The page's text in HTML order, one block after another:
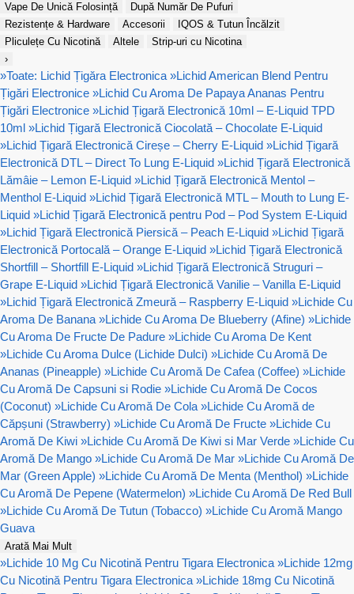
Vape De Unică Folosință
După Număr De Pufuri
Rezistențe & Hardware
Accesorii
IQOS & Tutun Încălzit
Pliculețe Cu Nicotină
Altele
Strip-uri cu Nicotina
›
»Toate: Lichid Țigăra Electronica »Lichid American Blend Pentru
Țigări Electronice »Lichid Cu Aroma De Papaya Ananas Pentru
Țigări Electronice »Lichid Țigară Electronică 10ml – E-Liquid TPD
10ml »Lichid Țigară Electronică Ciocolată – Chocolate E-Liquid
»Lichid Țigară Electronică Cireșe – Cherry E-Liquid »Lichid Țigară
Electronică DTL – Direct To Lung E-Liquid »Lichid Țigară Electronică
Lămâie – Lemon E-Liquid »Lichid Țigară Electronică Mentol –
Menthol E-Liquid »Lichid Țigară Electronică MTL – Mouth to Lung E-
Liquid »Lichid Țigară Electronică pentru Pod – Pod System E-Liquid
»Lichid Țigară Electronică Piersică – Peach E-Liquid »Lichid Țigară
Electronică Portocală – Orange E-Liquid »Lichid Țigară Electronică
Shortfill – Shortfill E-Liquid »Lichid Țigară Electronică Struguri –
Grape E-Liquid »Lichid Țigară Electronică Vanilie – Vanilla E-Liquid
»Lichid Țigară Electronică Zmeură – Raspberry E-Liquid »Lichide Cu
Aroma De Banana »Lichide Cu Aroma De Blueberry (Afine) »Lichide
Cu Aroma De Fructe De Padure »Lichide Cu Aroma De Kent
»Lichide Cu Aroma Dulce (Lichide Dulci) »Lichide Cu Aromă De
Ananas (Pineapple) »Lichide Cu Aromă De Cafea (Coffee) »Lichide
Cu Aromă De Capsuni si Rodie »Lichide Cu Aromă De Cocos
(Coconut) »Lichide Cu Aromă De Cola »Lichide Cu Aromă de
Căpșuni (Strawberry) »Lichide Cu Aromă De Fructe »Lichide Cu
Aromă De Kiwi »Lichide Cu Aromă De Kiwi si Mar Verde »Lichide Cu
Aromă De Mango »Lichide Cu Aromă De Mar »Lichide Cu Aromă De
Mar (Green Apple) »Lichide Cu Aromă De Menta (Menthol) »Lichide
Cu Aromă De Pepene (Watermelon) »Lichide Cu Aromă De Red Bull
»Lichide Cu Aromă De Tutun (Tobacco) »Lichide Cu Aromă Mango
Guava
Arată Mai Mult
»Lichide 10 Mg Cu Nicotină Pentru Tigara Electronica »Lichide 12mg
Cu Nicotină Pentru Tigara Electronica »Lichide 18mg Cu Nicotină